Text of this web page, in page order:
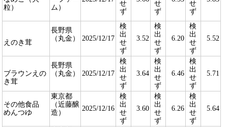
粒）
ム）
せ
ず
せ
ず
せ
ず
えのき茸
長野県
（丸金）
2025/12/17
検
出
せ
ず
3.52
検
出
せ
ず
6.20
検
出
せ
ず
5.52
ブラウンえの
き茸
長野県
（丸金）
2025/12/17
検
出
せ
ず
3.64
検
出
せ
ず
6.46
検
出
せ
ず
5.71
その他食品
めんつゆ
東京都
（近藤醸
造）
2025/12/16
検
出
せ
ず
3.60
検
出
せ
ず
6.26
検
出
せ
ず
5.64